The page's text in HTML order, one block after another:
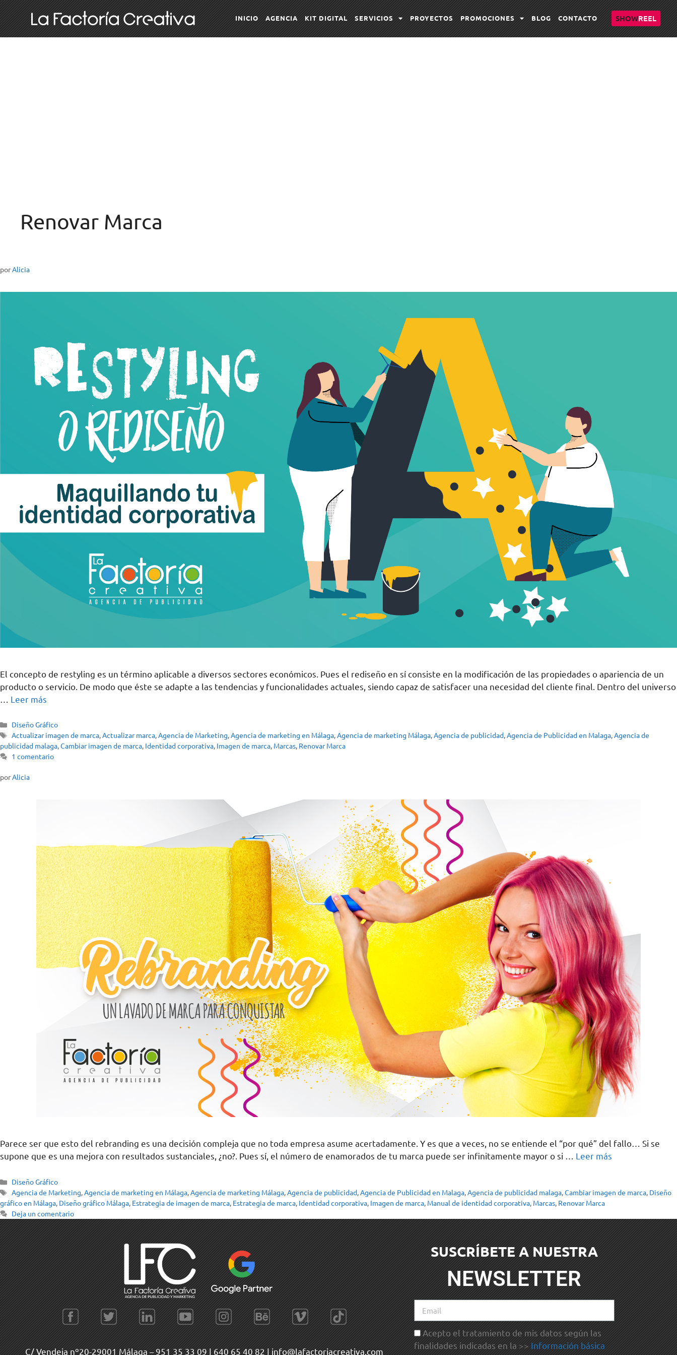
INICIO AGENCIA KIT DIGITAL SERVICIOS PROYECTOS PROMOCIONES BLOG CONTACTO SHOWREEL
Renovar Marca
porAlicia
El concepto de restyling es un término aplicable a diversos sectores económicos. Pues el rediseño en sí consiste en la modificación de las propiedades o apariencia de un
producto o servicio. De modo que éste se adapte a las tendencias y funcionalidades actuales, siendo capaz de satisfacer una necesidad del cliente final. Dentro del universo
Leer más
Diseño Gráfico
Actualizar imagen de marca,Actualizar marca,Agencia de Marketing,Agencia de marketing en Málaga,Agencia de marketing Málaga,Agencia de publicidad,Agencia de Publicidad en Malaga,Agencia de
publicidad malaga,Cambiar imagen de marca, Identidad corporativa, Imagen de marca, Marcas, Renovar Marca
1 comentario
porAlicia
Parece ser que esto del rebranding es una decisión compleja que no toda empresa asume acertadamente. Y es que a veces, no se entiende el “por qué” del fallo… Si se
supone que es una mejora con resultados sustanciales, ¿no?. Pues sí, el número de enamorados de tu marca puede ser infinitamente mayor o si … Leer más
Diseño Gráfico
Agencia de Marketing,Agencia de marketing en Málaga,Agencia de marketing Málaga,Agencia de publicidad,Agencia de Publicidad en Malaga,Agencia de publicidad malaga,Cambiar imagen de marca, Diseño
gráfico en Málaga, Diseño gráfico Málaga, Estrategia de imagen de marca, Estrategia de marca, Identidad corporativa, Imagen de marca, Manual de identidad corporativa, Marcas, Renovar Marca
Deja un comentario
C/ Vendeja nº20-29001 Málaga –951 35 33 09 | 640 65 40 82 | info@lafactoriacreativa.com
SUSCRÍBETE A NUESTRA
NEWSLETTER
Acepto el tratamiento de mis datos según las
finalidades indicadas en la >> Información básica